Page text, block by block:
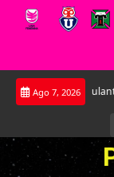
Saltar
Ago 7, 2026
el CAR José Sulantay.